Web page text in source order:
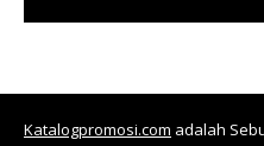
Katalogpromosi.com adalah